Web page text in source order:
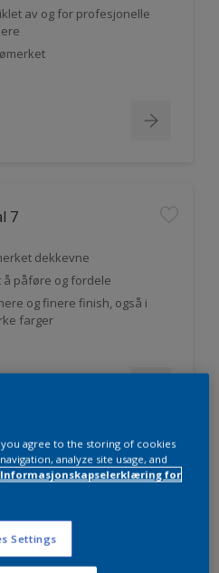
av og for profesjonelle
7
dekkevne
å påføre og fordele
og finere finish, også i
farger
20
med god dekkevne
av og for profesjonelle
you agree to the storing of cookies
analyze site usage, and
Informasjonskapselerklæring for
Settings